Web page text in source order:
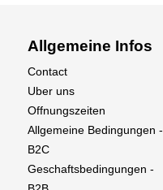
Allgemeine Infos
Contact
Uber uns
Offnungszeiten
Allgemeine Bedingungen -
B2C
Geschaftsbedingungen -